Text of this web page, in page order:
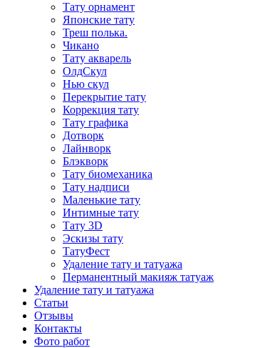
Тату орнамент
Японские тату
Треш полька.
Чикано
Тату акварель
ОлдСкул
Нью скул
Перекрытие тату
Коррекция тату
Тату графика
Дотворк
Лайнворк
Блэкворк
Тату биомеханика
Тату надписи
Маленькие тату
Интимные тату
Тату 3D
Эскизы тату
ТатуФест
Удаление тату и татуажа
Перманентный макияж татуаж
Удаление тату и татуажа
Статьи
Отзывы
Контакты
Фото работ